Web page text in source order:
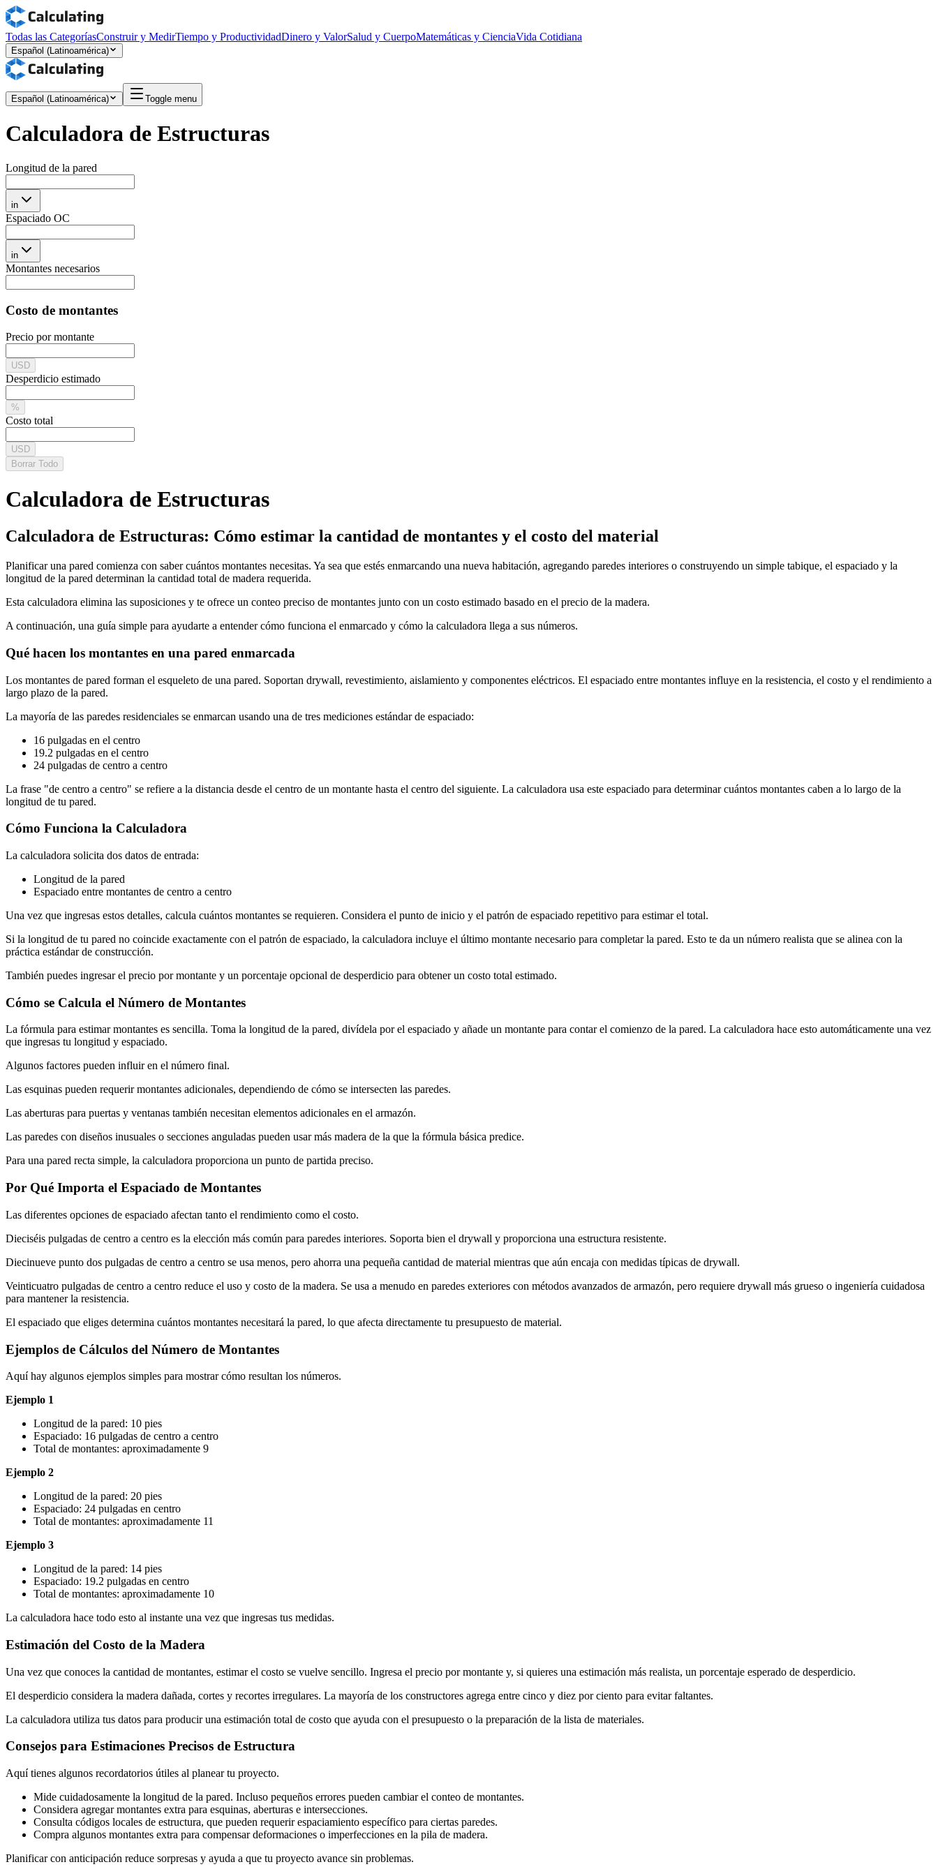
Todas las CategoríasConstruir y MedirTiempo y ProductividadDinero y ValorSalud y CuerpoMatemáticas y CienciaVida Cotidiana
Español (Latinoamérica)
Español (Latinoamérica) Toggle menu
Calculadora de Estructuras
Longitud de la pared
in
Espaciado OC
in
Montantes necesarios
Costo de montantes
Precio por montante
USD
Desperdicio estimado
%
Costo total
USD
Borrar Todo
Calculadora de Estructuras
Calculadora de Estructuras: Cómo estimar la cantidad de montantes y el costo del material
Planificar una pared comienza con saber cuántos montantes necesitas. Ya sea que estés enmarcando una nueva habitación, agregando paredes interiores o construyendo un simple tabique, el espaciado y la
longitud de la pared determinan la cantidad total de madera requerida.
Esta calculadora elimina las suposiciones y te ofrece un conteo preciso de montantes junto con un costo estimado basado en el precio de la madera.
A continuación, una guía simple para ayudarte a entender cómo funciona el enmarcado y cómo la calculadora llega a sus números.
Qué hacen los montantes en una pared enmarcada
Los montantes de pared forman el esqueleto de una pared. Soportan drywall, revestimiento, aislamiento y componentes eléctricos. El espaciado entre montantes influye en la resistencia, el costo y el rendimiento a
largo plazo de la pared.
La mayoría de las paredes residenciales se enmarcan usando una de tres mediciones estándar de espaciado:
16 pulgadas en el centro
19.2 pulgadas en el centro
24 pulgadas de centro a centro
La frase "de centro a centro" se refiere a la distancia desde el centro de un montante hasta el centro del siguiente. La calculadora usa este espaciado para determinar cuántos montantes caben a lo largo de la
longitud de tu pared.
Cómo Funciona la Calculadora
La calculadora solicita dos datos de entrada:
Longitud de la pared
Espaciado entre montantes de centro a centro
Una vez que ingresas estos detalles, calcula cuántos montantes se requieren. Considera el punto de inicio y el patrón de espaciado repetitivo para estimar el total.
Si la longitud de tu pared no coincide exactamente con el patrón de espaciado, la calculadora incluye el último montante necesario para completar la pared. Esto te da un número realista que se alinea con la
práctica estándar de construcción.
También puedes ingresar el precio por montante y un porcentaje opcional de desperdicio para obtener un costo total estimado.
Cómo se Calcula el Número de Montantes
La fórmula para estimar montantes es sencilla. Toma la longitud de la pared, divídela por el espaciado y añade un montante para contar el comienzo de la pared. La calculadora hace esto automáticamente una vez
que ingresas tu longitud y espaciado.
Algunos factores pueden influir en el número final.
Las esquinas pueden requerir montantes adicionales, dependiendo de cómo se intersecten las paredes.
Las aberturas para puertas y ventanas también necesitan elementos adicionales en el armazón.
Las paredes con diseños inusuales o secciones anguladas pueden usar más madera de la que la fórmula básica predice.
Para una pared recta simple, la calculadora proporciona un punto de partida preciso.
Por Qué Importa el Espaciado de Montantes
Las diferentes opciones de espaciado afectan tanto el rendimiento como el costo.
Dieciséis pulgadas de centro a centro es la elección más común para paredes interiores. Soporta bien el drywall y proporciona una estructura resistente.
Diecinueve punto dos pulgadas de centro a centro se usa menos, pero ahorra una pequeña cantidad de material mientras que aún encaja con medidas típicas de drywall.
Veinticuatro pulgadas de centro a centro reduce el uso y costo de la madera. Se usa a menudo en paredes exteriores con métodos avanzados de armazón, pero requiere drywall más grueso o ingeniería cuidadosa
para mantener la resistencia.
El espaciado que eliges determina cuántos montantes necesitará la pared, lo que afecta directamente tu presupuesto de material.
Ejemplos de Cálculos del Número de Montantes
Aquí hay algunos ejemplos simples para mostrar cómo resultan los números.
Ejemplo 1
Longitud de la pared: 10 pies
Espaciado: 16 pulgadas de centro a centro
Total de montantes: aproximadamente 9
Ejemplo 2
Longitud de la pared: 20 pies
Espaciado: 24 pulgadas en centro
Total de montantes: aproximadamente 11
Ejemplo 3
Longitud de la pared: 14 pies
Espaciado: 19.2 pulgadas en centro
Total de montantes: aproximadamente 10
La calculadora hace todo esto al instante una vez que ingresas tus medidas.
Estimación del Costo de la Madera
Una vez que conoces la cantidad de montantes, estimar el costo se vuelve sencillo. Ingresa el precio por montante y, si quieres una estimación más realista, un porcentaje esperado de desperdicio.
El desperdicio considera la madera dañada, cortes y recortes irregulares. La mayoría de los constructores agrega entre cinco y diez por ciento para evitar faltantes.
La calculadora utiliza tus datos para producir una estimación total de costo que ayuda con el presupuesto o la preparación de la lista de materiales.
Consejos para Estimaciones Precisos de Estructura
Aquí tienes algunos recordatorios útiles al planear tu proyecto.
Mide cuidadosamente la longitud de la pared. Incluso pequeños errores pueden cambiar el conteo de montantes.
Considera agregar montantes extra para esquinas, aberturas e intersecciones.
Consulta códigos locales de estructura, que pueden requerir espaciamiento específico para ciertas paredes.
Compra algunos montantes extra para compensar deformaciones o imperfecciones en la pila de madera.
Planificar con anticipación reduce sorpresas y ayuda a que tu proyecto avance sin problemas.